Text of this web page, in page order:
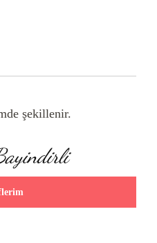
şekillenir.